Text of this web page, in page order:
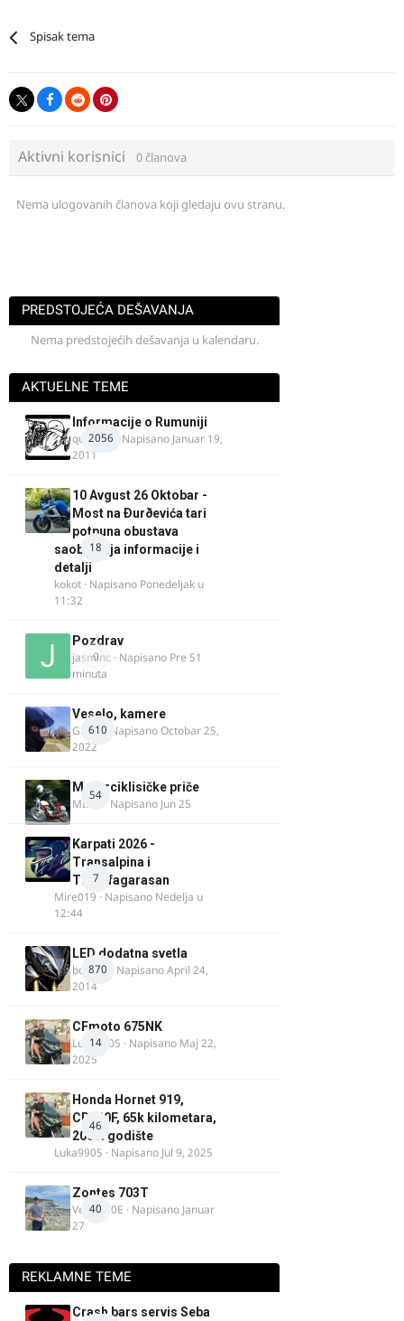
Spisak tema
Aktivni korisnici 0 članova
Nema ulogovanih članova koji gledaju ovu stranu.
PREDSTOJEĆA DEŠAVANJA
Nema predstojećih dešavanja u kalendaru.
AKTUELNE TEME
2056
Informacije o Rumuniji
quasaar · Napisano Januar 19,
2011
18
10 Avgust 26 Oktobar -
Most na Ðurðevića tari
potpuna obustava
saobraćaja informacije i
detalji
kokot · Napisano Ponedeljak u
11:32
0
Pozdrav
jasminc · Napisano Pre 51
minuta
610
Veselo, kamere
GR 46· NapisanoOctobar 25,
2022
54
Motorciklisičke priče
MIHO · Napisano Jun 25
7
Karpati 2026 -
Transalpina i
Transfagarasan
Mire019 · Napisano Nedelja u
12:44
870
LED dodatna svetla
boki.64 · NapisanoApril 24,
2014
14
CFmoto 675NK
Luka9905 · Napisano Maj 22,
2025
46
Honda Hornet 919,
CB900F, 65k kilometara,
2005. godište
Luka9905 · Napisano Jul 9, 2025
40
Zontes 703T
Verdi350E · Napisano Januar
27
REKLAMNE TEME
Crash bars servis Seba